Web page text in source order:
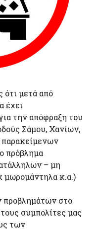
μετά από
έχει
την απόφραξη του
Σάμου, Χανίων,
πρόβλημα
– μη
μωρομάντηλα κ.α.)
προβλημάτων στο
συμπολίτες μας
των